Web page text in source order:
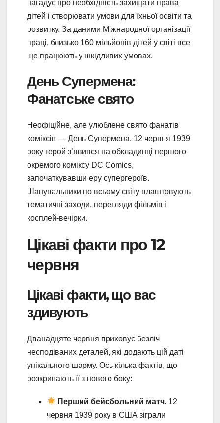
нагадує про необхідність захищати права
дітей і створювати умови для їхньої освіти та
розвитку. За даними Міжнародної організації
праці, близько 160 мільйонів дітей у світі все
ще працюють у шкідливих умовах.
День Супермена:
Фанатське свято
Неофіційне, але улюблене свято фанатів
коміксів — День Супермена. 12 червня 1939
року герой з’явився на обкладинці першого
окремого коміксу DC Comics,
започаткувавши еру супергероїв.
Шанувальники по всьому світу влаштовують
тематичні заходи, перегляди фільмів і
косплей-вечірки.
Цікаві факти про 12
червня
Цікаві факти, що вас
здивують
Дванадцяте червня приховує безліч
несподіваних деталей, які додають цій даті
унікального шарму. Ось кілька фактів, що
розкривають її з нового боку:
Перший бейсбольний матч. 12
червня 1939 року в США зіграли